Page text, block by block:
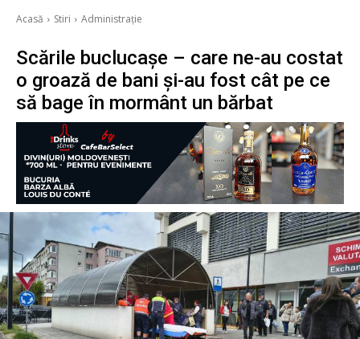
Acasă Stiri Administrație
Scările buclucașe – care ne-au costat
o groază de bani și-au fost cât pe ce
să bage în mormânt un bărbat